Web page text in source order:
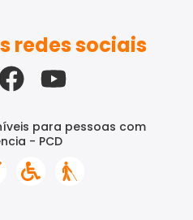
redes sociais
para pessoas com
- PCD